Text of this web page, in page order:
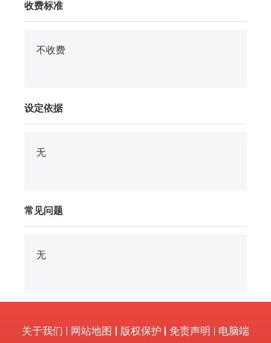
收费标准
不收费
设定依据
无
常见问题
无
关于我们 网站地图 版权保护 免责声明 电脑端